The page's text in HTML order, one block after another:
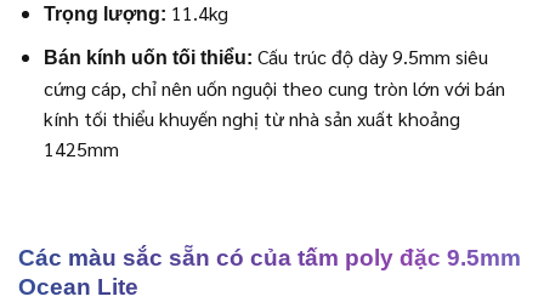
Trọng lượng: 11.4kg
Bán kính uốn tối thiểu: Cấu trúc độ dày 9.5mm siêu
cứng cáp, chỉ nên uốn nguội theo cung tròn lớn với bán
kính tối thiểu khuyến nghị từ nhà sản xuất khoảng
1425mm
Các màu sắc sẵn có của tấm poly đặc 9.5mm
Ocean Lite